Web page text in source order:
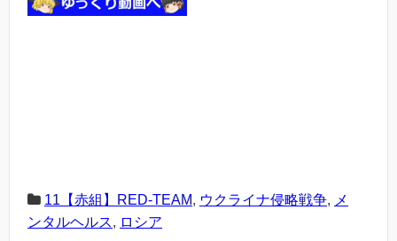
11【赤組】RED-TEAM, ウクライナ侵略戦争, メ
ンタルヘルス, ロシア